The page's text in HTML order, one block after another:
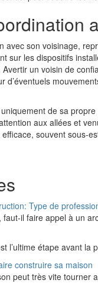
avec son voisinage,
sur les dispositifs
un voisin de
d’éventuels
uniquement de sa
aux allées et
souvent sous-
Type de
faut-il faire appel à un
l’ultime étape avant
construire sa maison
peut très vite tourner